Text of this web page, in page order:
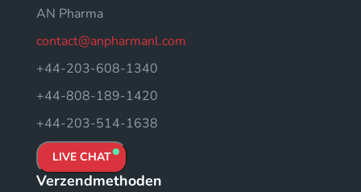
AN Pharma
contact@anpharmanl.com
+44-203-608-1340
+44-808-189-1420
+44-203-514-1638
LIVE CHAT
Verzendmethoden